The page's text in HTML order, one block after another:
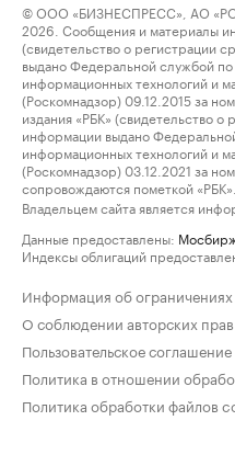
© ООО «БИЗНЕСПРЕСС», АО
2026. Сообщения и материалы
(свидетельство о регистрации
выдано Федеральной службой по
информационных технологий и
(Роскомнадзор) 09.12.2015 за
издания «РБК» (свидетельство
информации выдано
информационных технологий и
(Роскомнадзор) 03.12.2021 за
сопровождаются пометкой «РБК».
Владельцем сайта является
Данные предоставлены:
Индексы облигаций
Информация об ограничениях
О соблюдении авторских прав
Пользовательское соглашение
Политика в отношении
Политика обработки файлов